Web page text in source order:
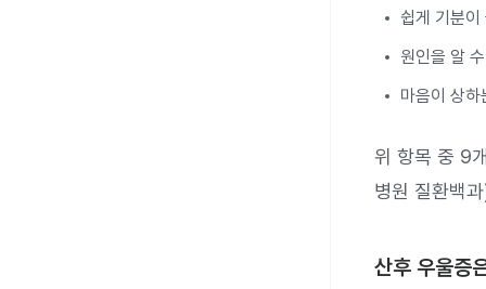
쉽게 기분이
원인을 알
마음이 상
위 항목 중 9
병원 질환백
산후 우울증